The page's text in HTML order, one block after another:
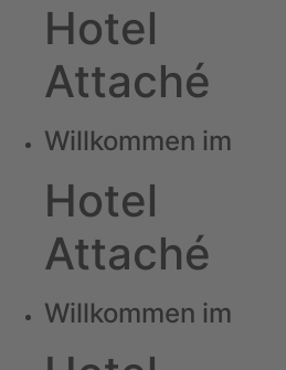
Hotel
Attaché
Willkommen im
Hotel
Attaché
Willkommen im